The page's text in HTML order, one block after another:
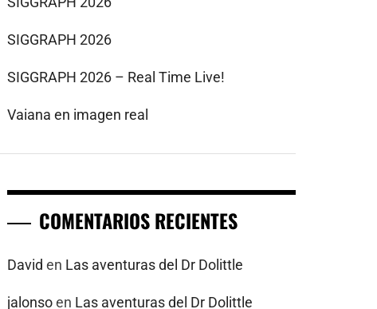
SIGGRAPH 2026
SIGGRAPH 2026 – Real Time Live!
Vaiana en imagen real
COMENTARIOS RECIENTES
David en Las aventuras del Dr Dolittle
jalonsoen Las aventuras del Dr Dolittle